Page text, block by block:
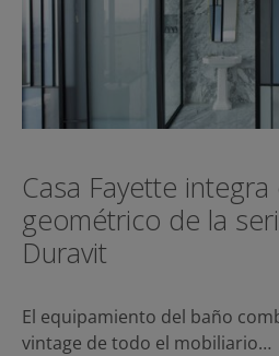
Casa Fayette
geométrico de la
Duravit
El equipamiento del baño
vintage de todo el mobiliario…